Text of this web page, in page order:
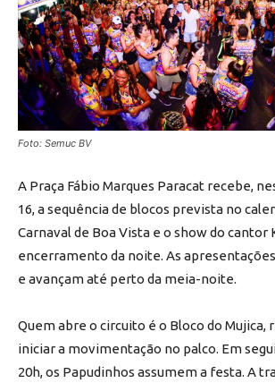
Foto: Semuc BV
A Praça Fábio Marques Paracat recebe,
16, a sequência de blocos prevista no
Carnaval de Boa Vista e o show do cantor
encerramento da noite. As
e avançam até perto da meia-noite.
Quem abre o circuito é o Bloco do Mujica,
iniciar a movimentação no palco. Em
20h, os Papudinhos assumem a festa. A